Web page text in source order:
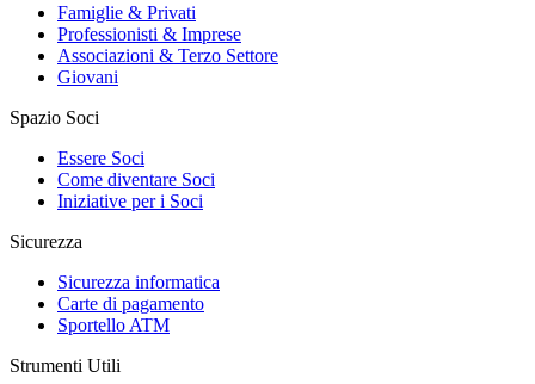
Famiglie & Privati
Professionisti & Imprese
Associazioni & Terzo Settore
Giovani
Spazio Soci
Essere Soci
Come diventare Soci
Iniziative per i Soci
Sicurezza
Sicurezza informatica
Carte di pagamento
Sportello ATM
Strumenti Utili